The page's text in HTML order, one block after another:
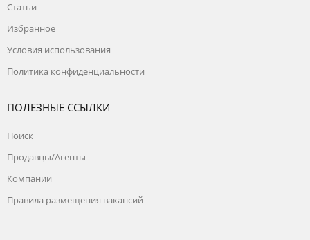
Статьи
Избранное
Условия использования
Политика конфиденциальности
ПОЛЕЗНЫЕ ССЫЛКИ
Поиск
Продавцы/Агенты
Компании
Правила размещения вакансий